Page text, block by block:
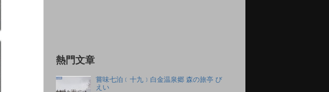
熱門文章
嘗味七泊﹝十九﹞白金温泉郷 森の旅亭 び
えい